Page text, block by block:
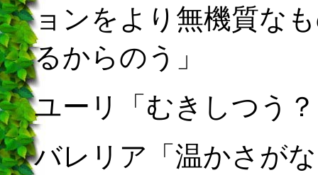
ョンをより無機質な
るからのう」
ユーリ「むきしつう
バレリア「温かさが